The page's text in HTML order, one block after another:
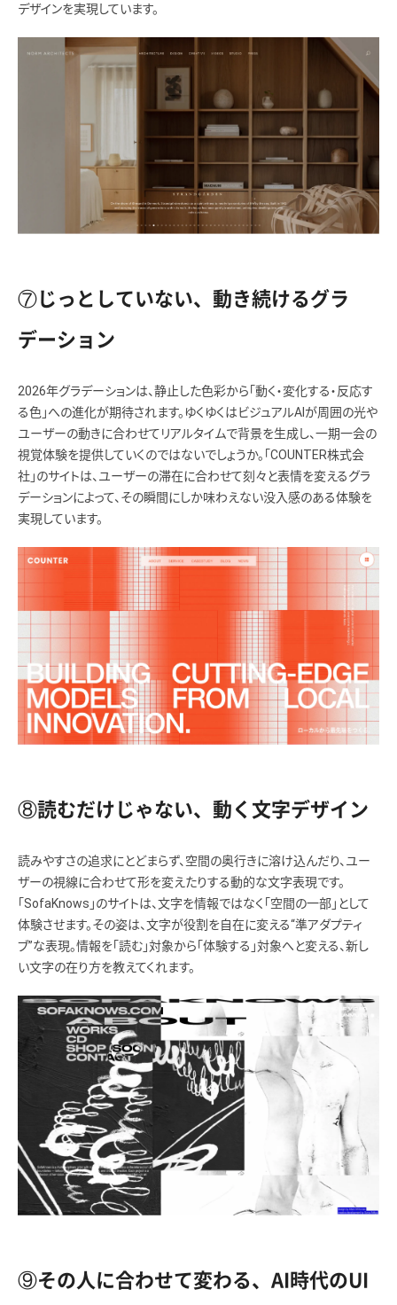
デザインを実現しています。
⑦じっとしていない、動き続けるグラ
デーション
2026年グラデーションは、静止した色彩から「動く・変化する・反応す
る色」への進化が期待されます。ゆくゆくはビジュアルAIが周囲の光や
ユーザーの動きに合わせてリアルタイムで背景を生成し、一期一会の
視覚体験を提供していくのではないでしょうか。「COUNTER株式会
社」のサイトは、ユーザーの滞在に合わせて刻々と表情を変えるグラ
デーションによって、その瞬間にしか味わえない没入感のある体験を
実現しています。
⑧読むだけじゃない、動く文字デザイン
読みやすさの追求にとどまらず、空間の奥行きに溶け込んだり、ユー
ザーの視線に合わせて形を変えたりする動的な文字表現です。
「SofaKnows」のサイトは、文字を情報ではなく「空間の一部」として
体験させます。その姿は、文字が役割を自在に変える“準アダプティ
ブ”な表現。情報を「読む」対象から「体験する」対象へと変える、新し
い文字の在り方を教えてくれます。
⑨その人に合わせて変わる、AI時代のUI